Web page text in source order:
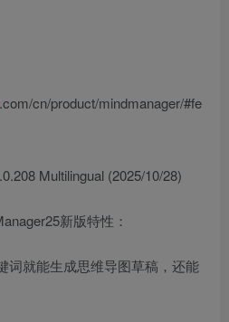
.com/cn/product/mindmanager/#fe
Multilingual (2025/10/28)
新版特性：
词就能生成思维导图草稿，还能